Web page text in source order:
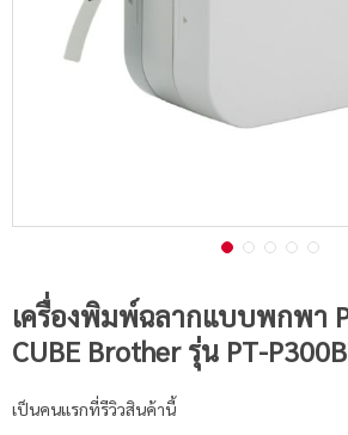
เครื่องพิมพ์ฉลากแบบพกพา
CUBE Brother รุ่น PT-
เป็นคนแรกที่รีวิวสินค้านี้